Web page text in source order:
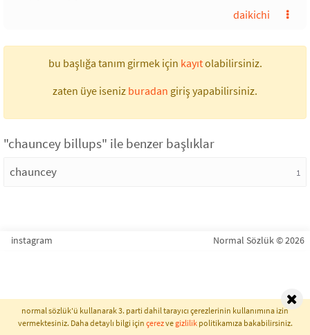
daikichi
bu başlığa tanım girmek için kayıtolabilirsiniz.
zaten üye iseniz buradan giriş yapabilirsiniz.
"chauncey billups" ile benzer başlıklar
chauncey 1
instagram Normal Sözlük © 2026
normal sözlük'ü kullanarak 3. parti dahil tarayıcı çerezlerinin kullanımına izin
vermektesiniz. Daha detaylı bilgi için çerezvegizlilikpolitikamıza bakabilirsiniz.